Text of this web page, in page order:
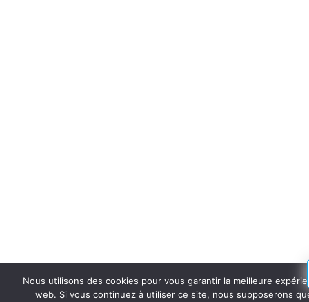
Nous utilisons des cookies pour vous garantir la meilleure
web. Si vous continuez à utiliser ce site, nous supposerons